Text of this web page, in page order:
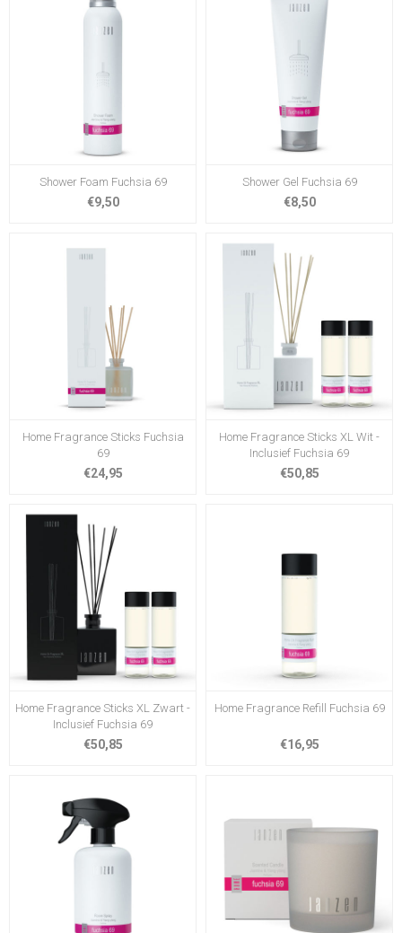
Shower Foam Fuchsia 69
€9,50
Shower Gel Fuchsia 69
€8,50
Home Fragrance Sticks Fuchsia
69
€24,95
Home Fragrance Sticks XL Wit -
Inclusief Fuchsia 69
€50,85
Home Fragrance Sticks XL Zwart -
Inclusief Fuchsia 69
€50,85
Home Fragrance Refill Fuchsia 69
€16,95